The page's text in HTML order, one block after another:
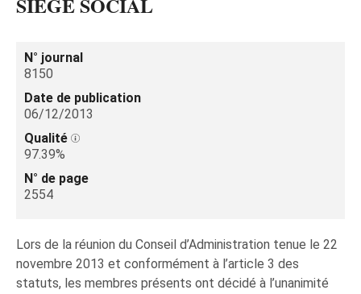
N° journal
8150
Date de publication
06/12/2013
Qualité
97.39%
N° de page
2554
Lors de la réunion du Conseil d’Administration tenue le 22
novembre 2013 et conformément à l’article 3 des
statuts, les membres présents ont décidé à l’unanimité